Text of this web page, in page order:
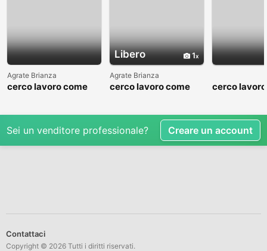
Agrate Brianza
cerco lavoro come
Libero 1
Agrate Brianza
cerco lavoro come
cerco
Sei un venditore professionale? Creare un account
Contattaci
Copyright © 2026 Tutti i diritti riservati.